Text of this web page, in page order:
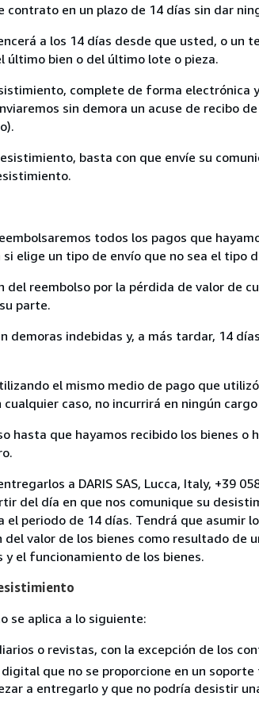
contrato en un plazo de 14 días sin dar
a los 14 días desde que usted, o un
último bien o del último lote o pieza.
complete de forma electrónica
sin demora un acuse de recibo
basta con que envíe su
todos los pagos que
elige un tipo de envío que no sea el tipo
del reembolso por la pérdida de valor de
parte.
demoras indebidas y, a más tardar, 14
el mismo medio de pago que
caso, no incurrirá en ningún
hasta que hayamos recibido los bienes o
a DARIS SAS, Lucca, Italy, +39
del día en que nos comunique su
el periodo de 14 días. Tendrá que asumir
del valor de los bienes como resultado de
el funcionamiento de los bienes.
se aplica a lo siguiente:
o revistas, con la excepción de los
que no se proporcione en un soporte
a entregarlo y que no podría desistir